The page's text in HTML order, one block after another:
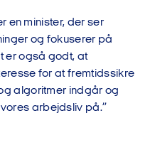
en minister, der ser
og fokuserer på
er også godt, at
for at fremtidssikre
algoritmer indgår og
arbejdsliv på.”